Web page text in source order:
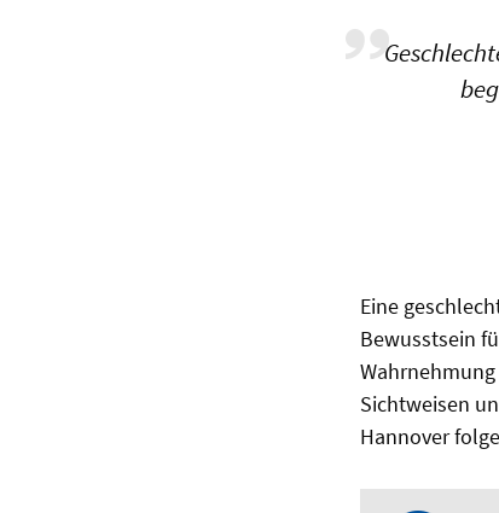
Eine
Bewusstsein
Sichtweisen
Hannover